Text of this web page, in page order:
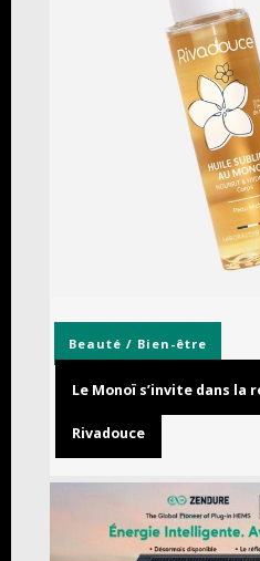
Beauté / Bien-être
Le Monoï s’invite dans la
Rivadouce